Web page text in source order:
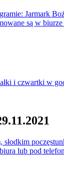
Jarmark
są w
i czwartki w
lub pod